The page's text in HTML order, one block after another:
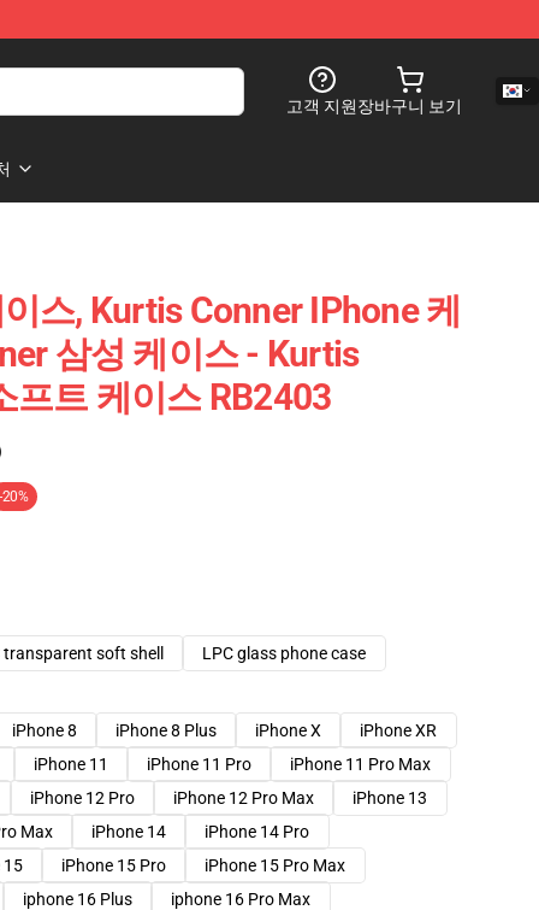
고객 지원장바구니 보기
스, Kurtis Conner IPhone 케
삼성 케이스 - Kurtis
프트 케이스 RB2403
-20%
transparent soft shell
LPC glass phone case
iPhone 8 iPhone 8 Plus iPhone X
iPhone XR
iPhone 11 iPhone 11 Pro
iPhone 11 Pro Max
iPhone 12 Pro iPhone 12 Pro Max
iPhone 13
Max iPhone 14
iPhone 14 Pro
15 iPhone 15 Pro
iPhone 15 Pro Max
iphone 16 Plus iphone 16 Pro Max